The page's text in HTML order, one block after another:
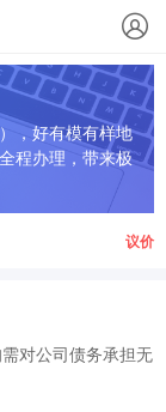
，好有模有样地
程办理，带来极
议价
对公司债务承担无